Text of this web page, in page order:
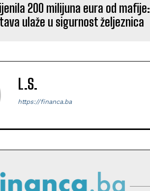
200 milijuna eura od mafije:
ulaže u sigurnost željeznica
L.S.
https://financa.ba